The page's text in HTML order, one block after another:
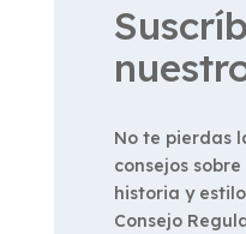
No te pierdas
consejos
historia y
Consejo